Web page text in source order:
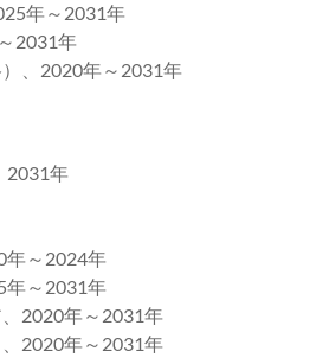
年～2031年
2031年
、2020年～2031年
2031年
～2024年
～2031年
2020年～2031年
2020年～2031年